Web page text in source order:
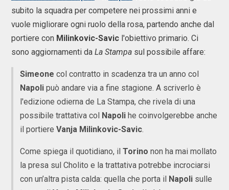
subito la squadra per competere nei prossimi anni e
vuole migliorare ogni ruolo della rosa, partendo anche dal
portiere con Milinkovic-Savic l'obiettivo primario. Ci
sono aggiornamenti da La Stampa sul possibile affare:
Simeone col contratto in scadenza tra un anno col
Napoli può andare via a fine stagione. A scriverlo è
l'edizione odierna de La Stampa, che rivela di una
possibile trattativa col Napoli he coinvolgerebbe anche
il portiere Vanja Milinkovic-Savic.
Come spiega il quotidiano, il Torino non ha mai mollato
la presa sul Cholito e la trattativa potrebbe incrociarsi
con un’altra pista calda: quella che porta il Napoli sulle